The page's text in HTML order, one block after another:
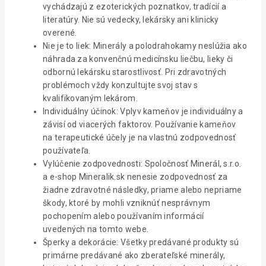
vychádzajú z ezoterických poznatkov, tradícií a
literatúry. Nie sú vedecky, lekársky ani klinicky
overené.
Nie je to liek: Minerály a polodrahokamy neslúžia ako
náhrada za konvenčnú medicínsku liečbu, lieky či
odbornú lekársku starostlivosť. Pri zdravotných
problémoch vždy konzultujte svoj stav s
kvalifikovaným lekárom.
Individuálny účinok: Vplyv kameňov je individuálny a
závisí od viacerých faktorov. Používanie kameňov
na terapeutické účely je na vlastnú zodpovednosť
používateľa.
Vylúčenie zodpovednosti: Spoločnosť Minerál, s.r.o.
a e-shop Mineralik.sk nenesie zodpovednosť za
žiadne zdravotné následky, priame alebo nepriame
škody, ktoré by mohli vzniknúť nesprávnym
pochopením alebo používaním informácií
uvedených na tomto webe.
Šperky a dekorácie: Všetky predávané produkty sú
primárne predávané ako zberateľské minerály,